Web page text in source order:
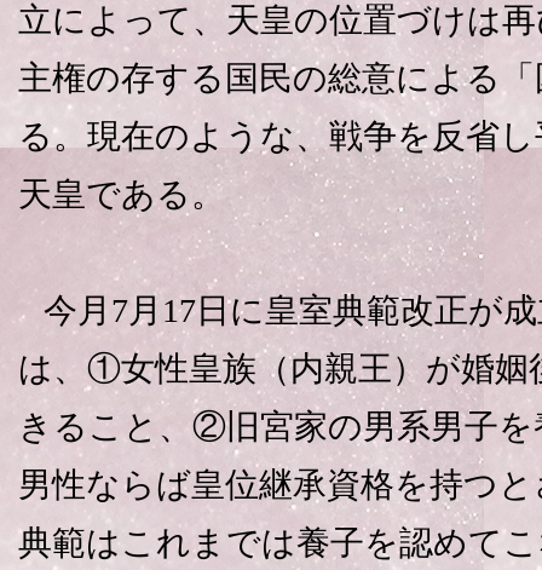
立によって、天皇の位置づけは
主権の存する国民の総意による
る。現在のような、戦争を反省
天皇である。
今月7月17日に皇室典範改正が
は、①女性皇族（内親王）が婚姻
きること、②旧宮家の男系男子
男性ならば皇位継承資格を持つ
典範はこれまでは養子を認めて